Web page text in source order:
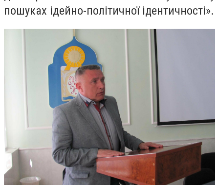
пошуках ідейно-політичної ідентичності».